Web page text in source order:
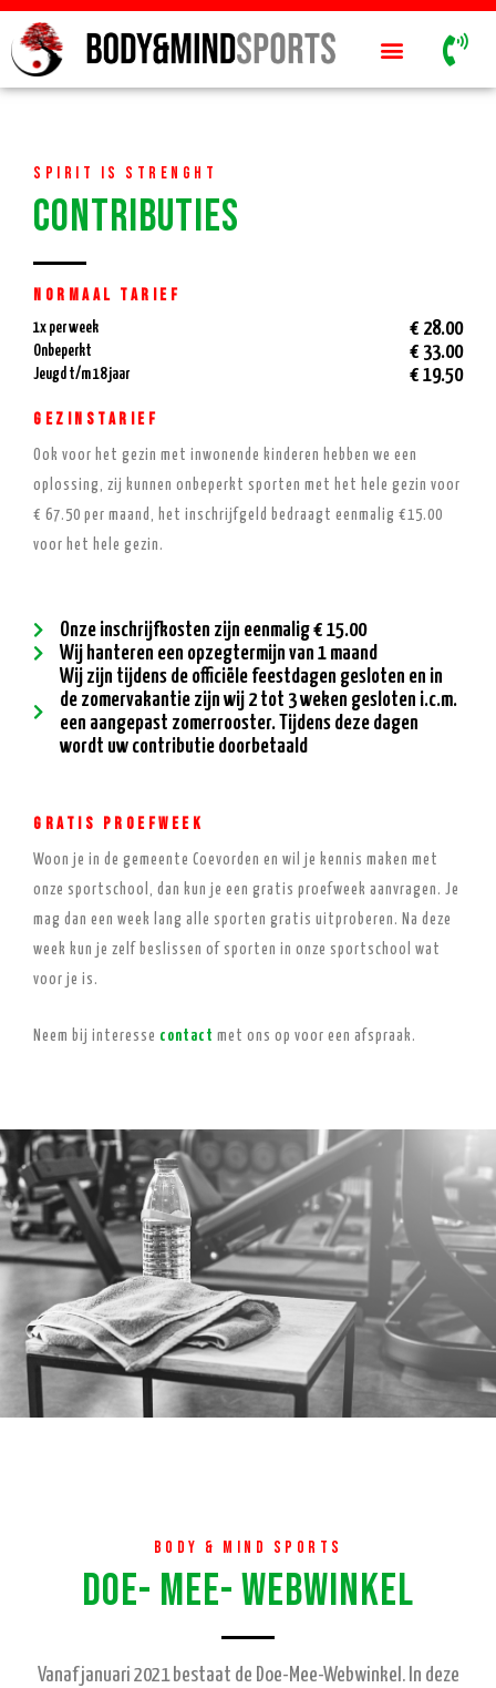
Spirit is strenght
Contributies
Normaal tarief
1x per week € 28.00
Onbeperkt € 33.00
Jeugd t/m 18 jaar € 19.50
Gezinstarief
Ook voor het gezin met inwonende kinderen hebben we een
oplossing, zij kunnen onbeperkt sporten met het hele gezin voor
€ 67.50 per maand, het inschrijfgeld bedraagt eenmalig €15.00
voor het hele gezin.
Onze inschrijfkosten zijn eenmalig € 15.00
Wij hanteren een opzegtermijn van 1 maand
Wij zijn tijdens de officiële feestdagen gesloten en in
de zomervakantie zijn wij 2 tot 3 weken gesloten i.c.m.
een aangepast zomerrooster. Tijdens deze dagen
wordt uw contributie doorbetaald
Gratis proefweek
Woon je in de gemeente Coevorden en wil je kennis maken met
onze sportschool, dan kun je een gratis proefweek aanvragen. Je
mag dan een week lang alle sporten gratis uitproberen. Na deze
week kun je zelf beslissen of sporten in onze sportschool wat
voor je is.
Neem bij interesse contact met ons op voor een afspraak.
Body & Mind Sports
Doe- Mee- Webwinkel
Vanaf januari 2021 bestaat de Doe-Mee-Webwinkel. In deze